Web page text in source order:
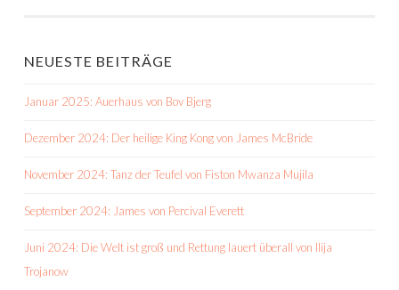
NEUESTE BEITRÄGE
Januar 2025: Auerhaus von Bov Bjerg
Dezember 2024: Der heilige King Kong von James McBride
November 2024: Tanz der Teufel von Fiston Mwanza Mujila
September 2024: James von Percival Everett
Juni 2024: Die Welt ist groß und Rettung lauert überall von Ilija
Trojanow